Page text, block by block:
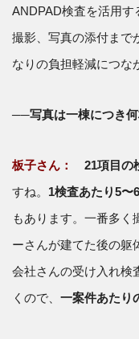
ANDPAD検査を活用す
撮影、写真の添付まで
なりの負担軽減につな
──写真は一棟につき
板子さん： 21項目の
すね。 1検査あたり5〜
もあります。一番多く
ーさんが建てた後の躯
会社さんの受け入れ検
くので、 一案件あたり